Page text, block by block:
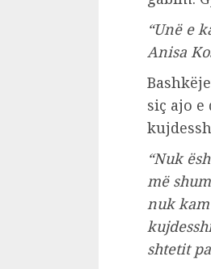
“Unë e
Anisa
siç ajo
“Nuk
më
nuk kam
shtetit